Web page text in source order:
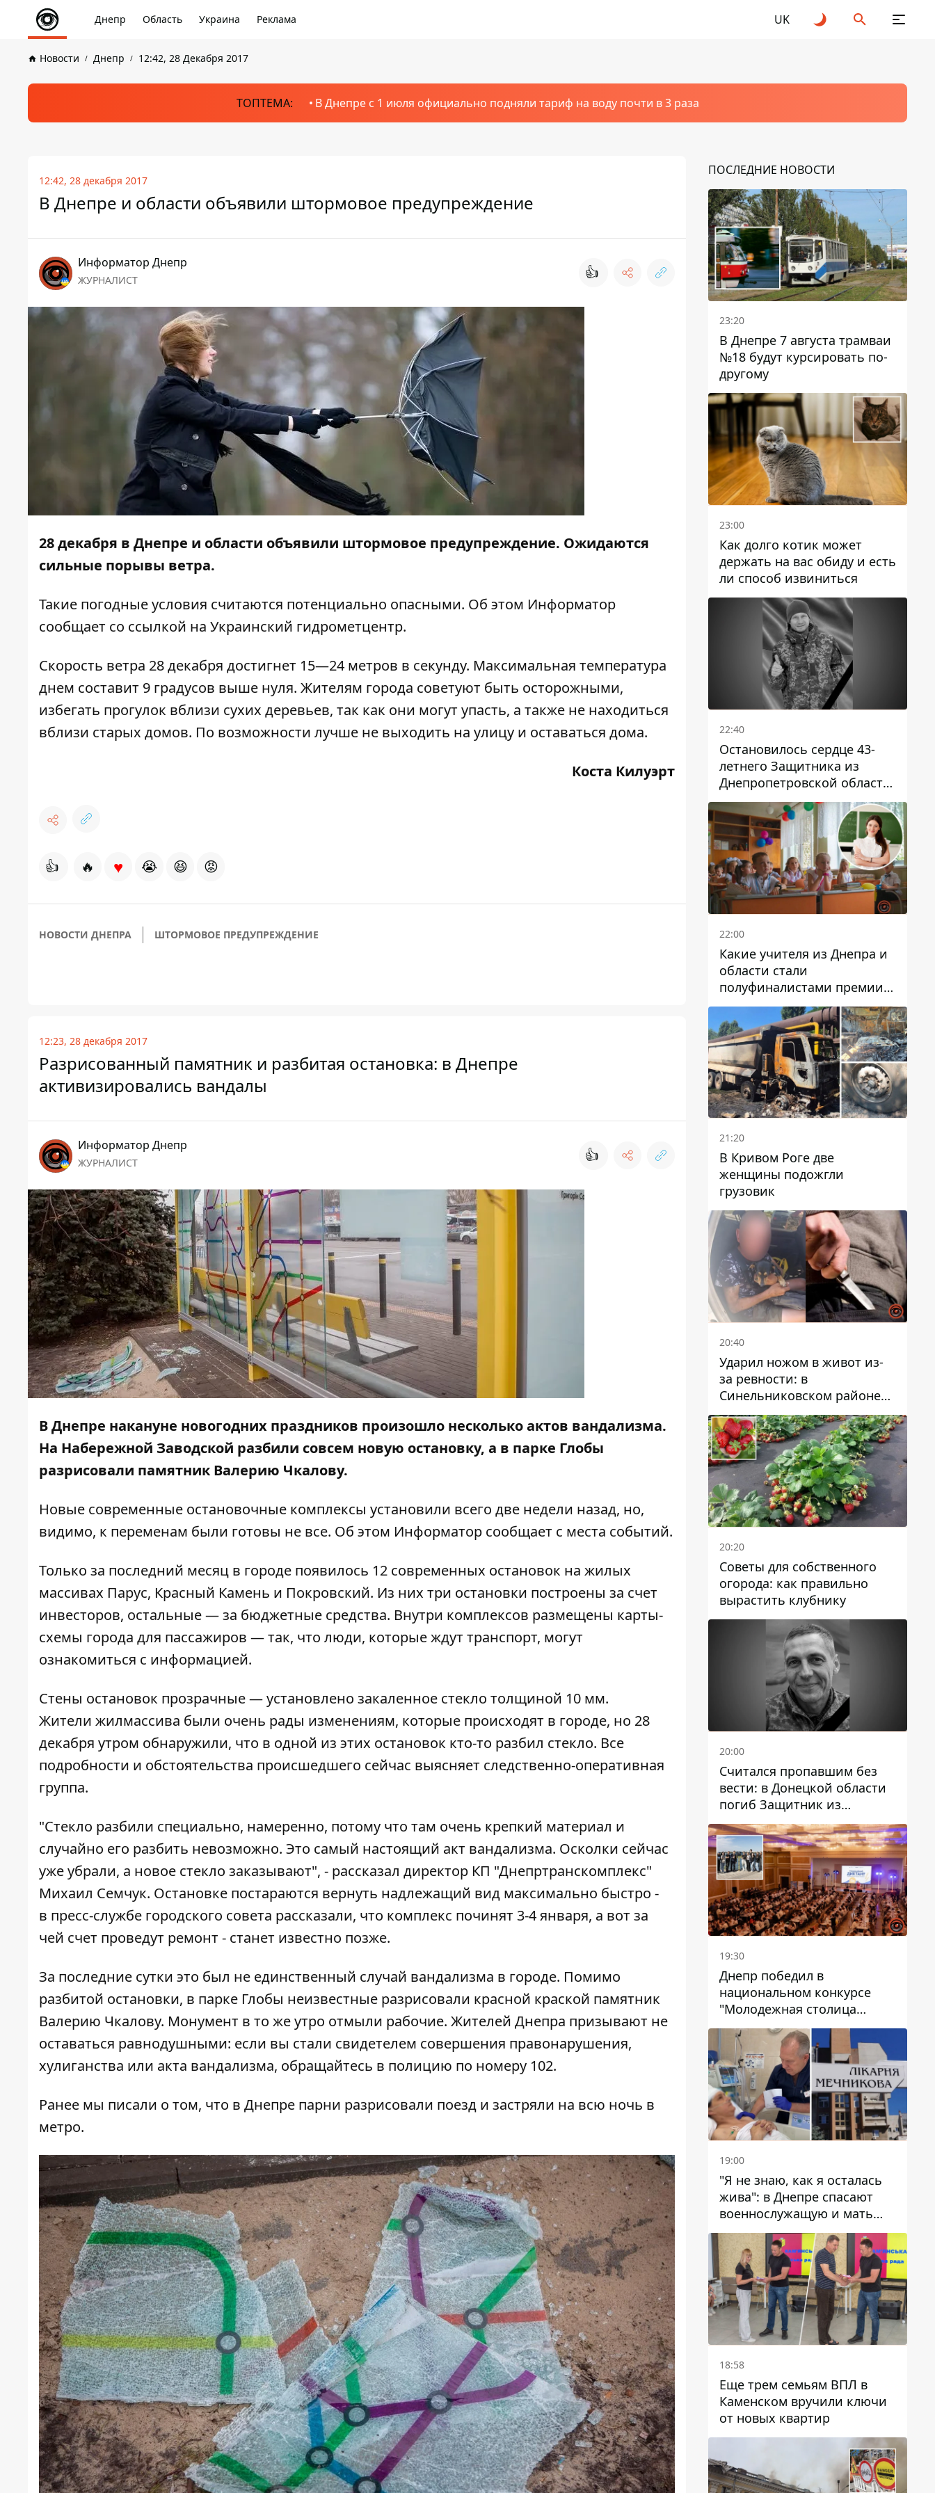
Днепр Область Украина Реклама UK
Новости Днепр 12:42, 28 Декабря 2017
ТОПТЕМА: В Днепре с 1 июля официально подняли тариф на воду почти в 3 раза
12:42, 28 декабря 2017
В Днепре и области объявили штормовое предупреждение
Информатор Днепр
ЖУРНАЛИСТ 👍
28 декабря в Днепре и области объявили штормовое предупреждение. Ожидаются
сильные порывы ветра.
Такие погодные условия считаются потенциально опасными. Об этом Информатор
сообщает со ссылкой на Украинский гидрометцентр.
Скорость ветра 28 декабря достигнет 15—24 метров в секунду. Максимальная температура
днем составит 9 градусов выше нуля. Жителям города советуют быть осторожными,
избегать прогулок вблизи сухих деревьев, так как они могут упасть, а также не находиться
вблизи старых домов. По возможности лучше не выходить на улицу и оставаться дома.
Коста Килуэрт
👍 🔥 ♥ 😭 😆 😡
НОВОСТИ ДНЕПРА ШТОРМОВОЕ ПРЕДУПРЕЖДЕНИЕ
12:23, 28 декабря 2017
Разрисованный памятник и разбитая остановка: в Днепре
активизировались вандалы
Информатор Днепр
ЖУРНАЛИСТ 👍
В Днепре накануне новогодних праздников произошло несколько актов вандализма.
На Набережной Заводской разбили совсем новую остановку, а в парке Глобы
разрисовали памятник Валерию Чкалову.
Новые современные остановочные комплексы установили всего две недели назад, но,
видимо, к переменам были готовы не все. Об этом Информатор сообщает с места событий.
Только за последний месяц в городе появилось 12 современных остановок на жилых
массивах Парус, Красный Камень и Покровский. Из них три остановки построены за счет
инвесторов, остальные — за бюджетные средства. Внутри комплексов размещены карты-
схемы города для пассажиров — так, что люди, которые ждут транспорт, могут
ознакомиться с информацией.
Стены остановок прозрачные — установлено закаленное стекло толщиной 10 мм.
Жители жилмассива были очень рады изменениям, которые происходят в городе, но 28
декабря утром обнаружили, что в одной из этих остановок кто-то разбил стекло. Все
подробности и обстоятельства происшедшего сейчас выясняет следственно-оперативная
группа.
"Стекло разбили специально, намеренно, потому что там очень крепкий материал и
случайно его разбить невозможно. Это самый настоящий акт вандализма. Осколки сейчас
уже убрали, а новое стекло заказывают", - рассказал директор КП "Днепртранскомплекс"
Михаил Семчук. Остановке постараются вернуть надлежащий вид максимально быстро -
в пресс-службе городского совета рассказали, что комплекс починят 3-4 января, а вот за
чей счет проведут ремонт - станет известно позже.
За последние сутки это был не единственный случай вандализма в городе. Помимо
разбитой остановки, в парке Глобы неизвестные разрисовали красной краской памятник
Валерию Чкалову. Монумент в то же утро отмыли рабочие. Жителей Днепра призывают не
оставаться равнодушными: если вы стали свидетелем совершения правонарушения,
хулиганства или акта вандализма, обращайтесь в полицию по номеру 102.
Ранее мы писали о том, что в Днепре парни разрисовали поезд и застряли на всю ночь в
метро.
ПОСЛЕДНИЕ НОВОСТИ
23:20
В Днепре 7 августа трамваи
№18 будут курсировать по-
другому
23:00
Как долго котик может
держать на вас обиду и есть
ли способ извиниться
22:40
Остановилось сердце 43-
летнего Защитника из
Днепропетровской области
Евгения Зинченко
22:00
Какие учителя из Днепра и
области стали
полуфиналистами премии
Global Teacher Prize Ukraine
2026
21:20
В Кривом Роге две
женщины подожгли
грузовик
20:40
Ударил ножом в живот из-
за ревности: в
Синельниковском районе
задержали 49-летнего
мужчину за убийство
20:20
Советы для собственного
огорода: как правильно
вырастить клубнику
20:00
Считался пропавшим без
вести: в Донецкой области
погиб Защитник из
Каменского Антон
Красовский
19:30
Днепр победил в
национальном конкурсе
"Молодежная столица
Украины – 2026"
19:00
"Я не знаю, как я осталась
жива": в Днепре спасают
военнослужащую и мать
четверых детей, которую
ранил КАБ
18:58
Еще трем семьям ВПЛ в
Каменском вручили ключи
от новых квартир